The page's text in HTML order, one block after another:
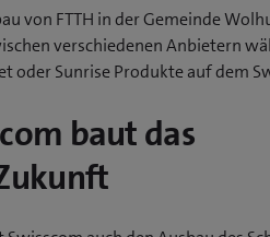
von FTTH in der Gemeinde
verschiedenen Anbietern
oder Sunrise Produkte auf dem
baut das